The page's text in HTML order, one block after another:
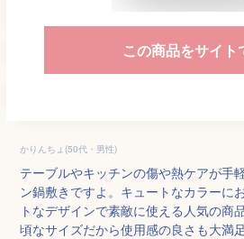
この商品をサイト
かりんちょ(50代・男性)
テーブルやキッチンの傷や熱ケアが手
ン鍋敷きですよ。キュートなカラーに
トなデザインで素敵に使える人気の商
頃なサイズだから使用感の良さも大満足